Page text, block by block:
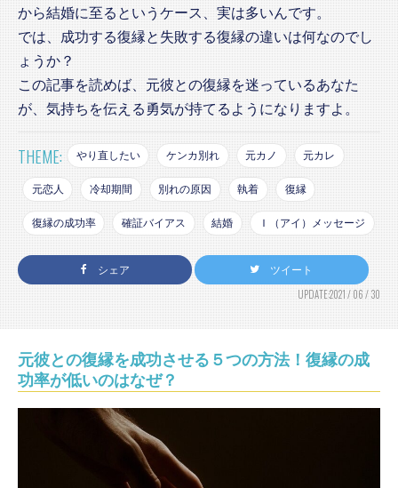
から結婚に至るというケース、実は多いんです。
では、成功する復縁と失敗する復縁の違いは何なのでし
ょうか？
この記事を読めば、元彼との復縁を迷っているあなた
が、気持ちを伝える勇気が持てるようになりますよ。
THEME: やり直したい ケンカ別れ 元カノ 元カレ
元恋人 冷却期間 別れの原因 執着 復縁
復縁の成功率 確証バイアス 結婚 Ｉ（アイ）メッセージ
シェア ツイート
UPDATE:2021 / 06 / 30
元彼との復縁を成功させる５つの方法！復縁の成
功率が低いのはなぜ？